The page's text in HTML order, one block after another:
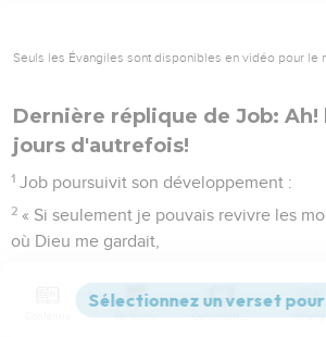
Seuls les Évangiles sont disponibles en vidéo pour le
Dernière réplique de Job: Ah!
jours d'autrefois!
1 Job poursuivit son développement :
2 « Si seulement je pouvais revivre les
où Dieu me gardait,
dans les ténèbres !
Versions Commentaires Strong